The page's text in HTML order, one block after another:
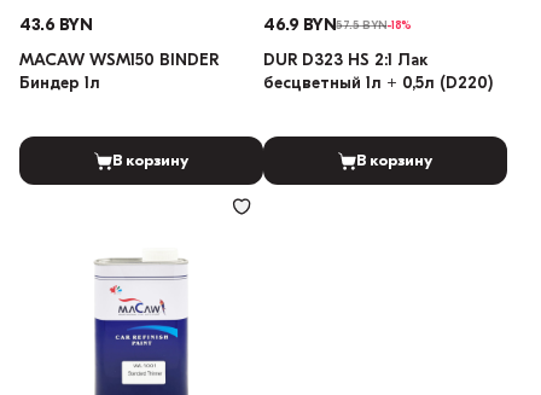
43.6 BYN
MACAW WSM150 BINDER
Биндер 1л
В корзину
46.9 BYN57.5 BYN-18%
DUR D323 HS 2:1 Лак
бесцветный 1л + 0,5л (D220)
В корзину